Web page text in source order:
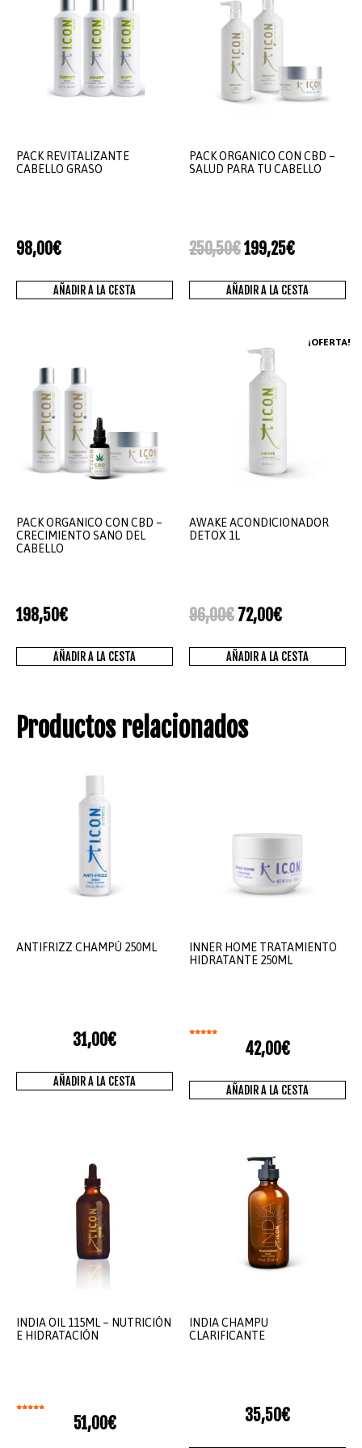
PACK REVITALIZANTE
CABELLO GRASO
98,00€
AÑADIR A LA CESTA
PACK ORGANICO CON CBD –
SALUD PARA TU CABELLO
250,50€199,25€
AÑADIR A LA CESTA
PACK ORGANICO CON CBD –
CRECIMIENTO SANO DEL
CABELLO
198,50€
AÑADIR A LA CESTA
¡OFERTA!
AWAKE ACONDICIONADOR
DETOX 1L
96,00€ 72,00€
AÑADIR A LA CESTA
Productos relacionados
ANTIFRIZZ CHAMPÚ 250ML
31,00€
AÑADIR A LA CESTA
INNER HOME TRATAMIENTO
HIDRATANTE 250ML
42,00€
AÑADIR A LA CESTA
INDIA OIL 115ML – NUTRICIÓN
E HIDRATACIÓN
51,00€
INDIA CHAMPU
CLARIFICANTE
35,50€